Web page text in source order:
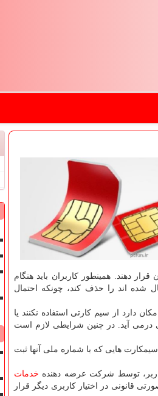
دهند. همینطور کاربران باید هنگام
شده اند را حذف کند، چونکه احتمال
دارد از سیم کارتی استفاده نکنند یا
درمی آید. در چنین شرایطی لازم است
از تعداد سیمکارت هایی که با شماره ملی آنها ثبت
توسط شرکت عرضه دهنده خدمات
قانونی در اختیار کاربری دیگر قرار